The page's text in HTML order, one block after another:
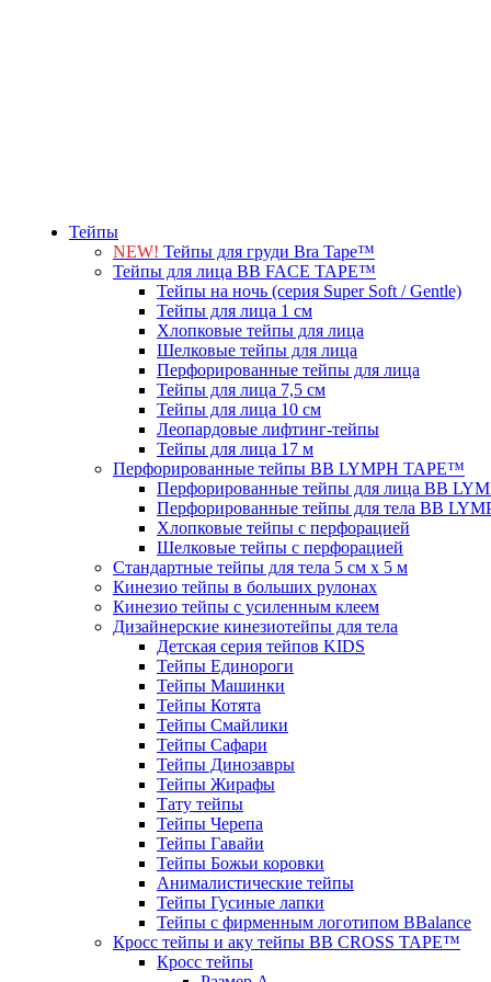
Тейпы
NEW! Тейпы для груди Bra Tape™
Тейпы для лица BB FACE TAPE™
Тейпы на ночь (серия Super Soft / Gentle)
Тейпы для лица 1 см
Хлопковые тейпы для лица
Шелковые тейпы для лица
Перфорированные тейпы для лица
Тейпы для лица 7,5 см
Тейпы для лица 10 см
Леопардовые лифтинг-тейпы
Тейпы для лица 17 м
Перфорированные тейпы BB LYMPH TAPE™
Перфорированные тейпы для лица BB
Перфорированные тейпы для тела BB
Хлопковые тейпы с перфорацией
Шелковые тейпы с перфорацией
Стандартные тейпы для тела 5 см x 5 м
Кинезио тейпы в больших рулонах
Кинезио тейпы с усиленным клеем
Дизайнерские кинезиотейпы для тела
Детская серия тейпов KIDS
Тейпы Единороги
Тейпы Машинки
Тейпы Котята
Тейпы Смайлики
Тейпы Сафари
Тейпы Динозавры
Тейпы Жирафы
Тату тейпы
Тейпы Черепа
Тейпы Гавайи
Тейпы Божьи коровки
Анималистические тейпы
Тейпы Гусиные лапки
Тейпы с фирменным логотипом BBalance
Кросс тейпы и аку тейпы BB CROSS TAPE™
Кросс тейпы